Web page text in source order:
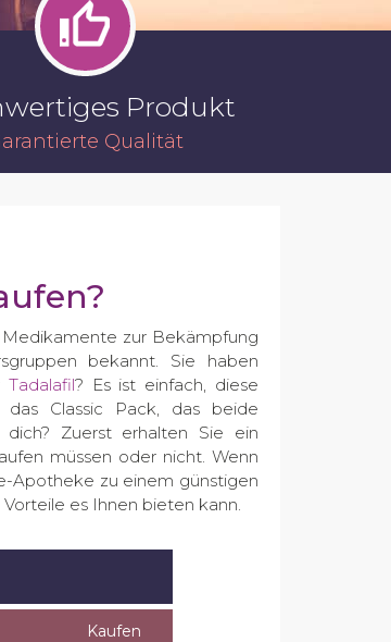
Produkt
Qualität
zur Bekämpfung
bekannt. Sie haben
Tadalafil? Es ist einfach, diese
Classic Pack, das beide
Zuerst erhalten Sie ein
müssen oder nicht. Wenn
Apotheke zu einem günstigen
es Ihnen bieten kann.
Kaufen